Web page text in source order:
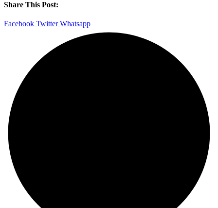
Share This Post:
Facebook Twitter Whatsapp